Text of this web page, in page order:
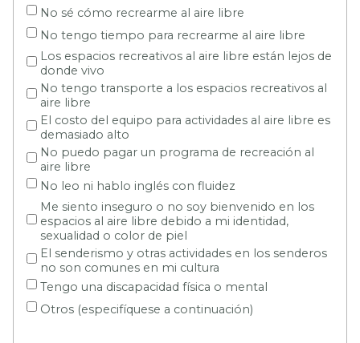
No sé cómo recrearme al aire libre
No tengo tiempo para recrearme al aire libre
Los espacios recreativos al aire libre están lejos de
donde vivo
No tengo transporte a los espacios recreativos al
aire libre
El costo del equipo para actividades al aire libre es
demasiado alto
No puedo pagar un programa de recreación al
aire libre
No leo ni hablo inglés con fluidez
Me siento inseguro o no soy bienvenido en los
espacios al aire libre debido a mi identidad,
sexualidad o color de piel
El senderismo y otras actividades en los senderos
no son comunes en mi cultura
Tengo una discapacidad física o mental
Otros (especifíquese a continuación)